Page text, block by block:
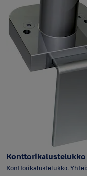
Konttorikalustelukko
Konttorikalustelukko.